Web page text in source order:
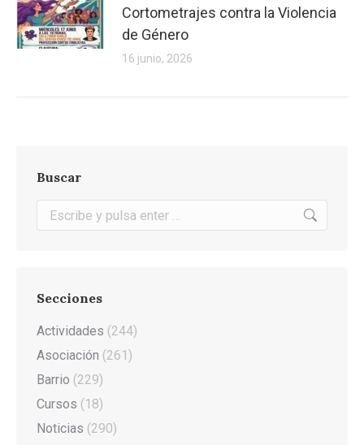
Cortometrajes contra la Violencia
de Género
16 junio, 2026
Buscar
Buscar:
Secciones
Actividades (244)
Asociación (261)
Barrio (229)
Cursos (18)
Noticias (290)